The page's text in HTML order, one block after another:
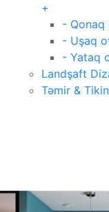
+
- Qonaq
- Uşaq
- Yataq
Landşaft
Təmir &